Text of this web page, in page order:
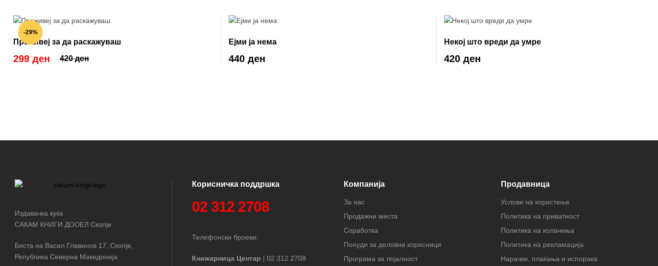
-29%
Преживеј за да раскажуваш
420 ден
299 ден
Ејми ја нема
440 ден
Некој што вреди да умре
420 ден
Издавачка куќа
САКАМ КНИГИ ДООЕЛ Скопје
Биста на Васил Главинов 17, Скопје,
Република Северна Македонија
Корисничка поддршка
02 312 2708
Телефонски броеви:
Книжарница Центар | 02 312 2708
Компанија
За нас
Продажни места
Соработка
Понуди за деловни корисници
Програма за лојалност
Продавница
Услови на користење
Политика на приватност
Политика на колачиња
Политика на рекламација
Нарачки, плаќања и испорака